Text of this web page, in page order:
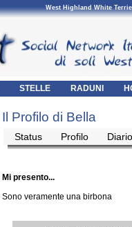
West Highland White
STELLE RADUNI
Il Profilo di Bella
Status Profilo Diario
Mi presento...
Sono veramente una birbona